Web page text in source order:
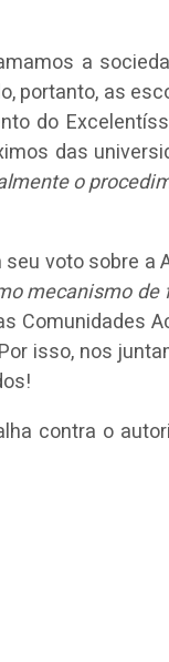
a
portanto, as
do
das
o
voto sobre a
mecanismo de
Comunidades
isso, nos
contra o